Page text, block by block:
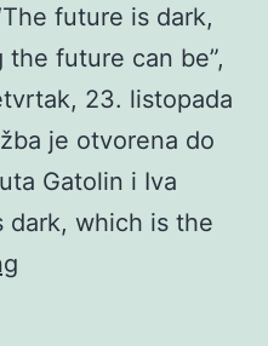
future is dark,
future can be”,
23. listopada
je otvorena do
Gatolin i Iva
dark, which is the